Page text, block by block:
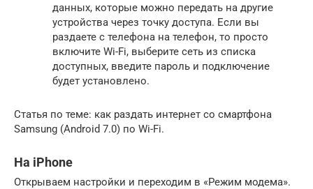
данных, которые можно передать на другие
устройства через точку доступа. Если вы
раздаете с телефона на телефон, то просто
включите Wi-Fi, выберите сеть из списка
доступных, введите пароль и подключение
будет установлено.
Статья по теме: как раздать интернет со смартфона
Samsung (Android 7.0) по Wi-Fi.
На iPhone
Открываем настройки и переходим в «Режим модема».